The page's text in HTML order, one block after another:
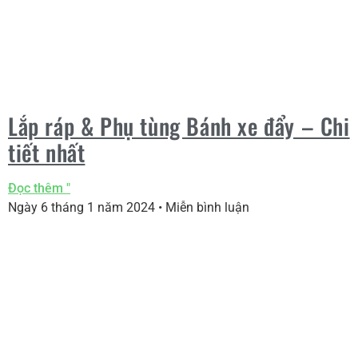
Lắp ráp & Phụ tùng Bánh xe đẩy – Chi
tiết nhất
Đọc thêm "
Ngày 6 tháng 1 năm 2024
Miễn bình luận